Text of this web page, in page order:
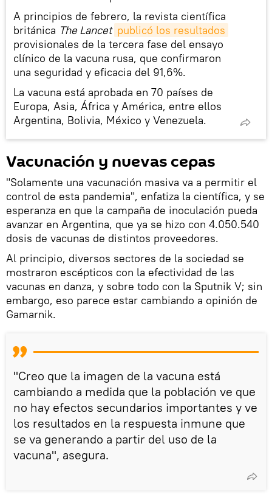
A principios de febrero, la revista científica
británica The Lancet publicó los resultados
provisionales de la tercera fase del ensayo
clínico de la vacuna rusa, que confirmaron
una seguridad y eficacia del 91,6%.
La vacuna está aprobada en 70 países de
Europa, Asia, África y América, entre ellos
Argentina, Bolivia, México y Venezuela.
Vacunación y nuevas cepas
"Solamente una vacunación masiva va a permitir el
control de esta pandemia", enfatiza la científica, y se
esperanza en que la campaña de inoculación pueda
avanzar en Argentina, que ya se hizo con 4.050.540
dosis de vacunas de distintos proveedores.
Al principio, diversos sectores de la sociedad se
mostraron escépticos con la efectividad de las
vacunas en danza, y sobre todo con la Sputnik V; sin
embargo, eso parece estar cambiando a opinión de
Gamarnik.
"Creo que la imagen de la vacuna está
cambiando a medida que la población ve que
no hay efectos secundarios importantes y ve
los resultados en la respuesta inmune que
se va generando a partir del uso de la
vacuna", asegura.